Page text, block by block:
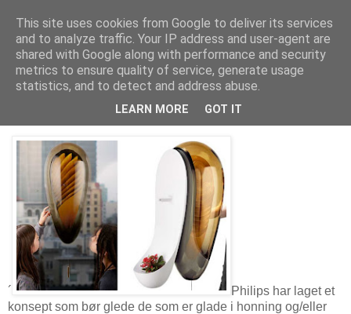
Arkitektur & Miljøteknologi
30 november 2011
Philips med bikube for urbant miljø
´
Philips har laget et
konsept som bør glede de som er glade i honning og/eller
This site uses cookies from Google to deliver its services
and to analyze traffic. Your IP address and user-agent are
shared with Google along with performance and security
metrics to ensure quality of service, generate usage
statistics, and to detect and address abuse.
LEARN MORE GOT IT